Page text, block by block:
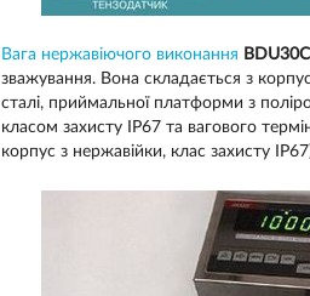
Вага нержавіючого виконання
зважування. Вона складається з
сталі, приймальної платформи з
класом захисту IP67 та вагового
корпус з нержавійки, клас захисту